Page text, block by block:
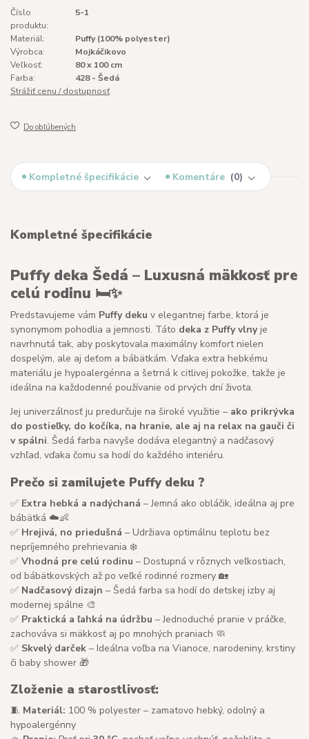
Číslo
produktu:
5-1
Materiál:
Puffy (100% polyester)
Výrobca:
Mojkáčikovo
Veľkosť:
80 x 100 cm
Farba:
428 - Šedá
Strážiť cenu / dostupnosť
Do obľúbených
Kompletné špecifikácie Komentáre 0
Kompletné špecifikácie
Puffy deka Šedá – Luxusná mäkkosť pre
celú rodinu 🛏️✨
Predstavujeme vám Puffy deku v elegantnej farbe, ktorá je
synonymom pohodlia a jemnosti. Táto deka z Puffy vlnyje
navrhnutá tak, aby poskytovala maximálny komfort nielen
dospelým, ale aj deťom a bábätkám. Vďaka extra hebkému
materiálu je hypoalergénna a šetrná k citlivej pokožke, takže je
ideálna na každodenné používanie od prvých dní života.
Jej univerzálnosť ju predurčuje na široké využitie – ako prikrývka
do postieľky, do kočíka, na hranie, ale aj na relax na gauči či
v spálni. Šedá farba navyše dodáva elegantný a nadčasový
vzhľad, vďaka čomu sa hodí do každého interiéru.
Prečo si zamilujete Puffy deku ?
✅ Extra hebká a nadýchaná – Jemná ako obláčik, ideálna aj pre
bábätká ☁️👶
✅ Hrejivá, no priedušná – Udržiava optimálnu teplotu bez
nepríjemného prehrievania ❄️
✅ Vhodná pre celú rodinu – Dostupná v rôznych veľkostiach,
od bábätkovských až po veľké rodinné rozmery 🏡
✅ Nadčasový dizajn – Šedá farba sa hodí do detskej izby aj
modernej spálne 🎨
✅ Praktická a ľahká na údržbu – Jednoduché pranie v práčke,
zachováva si mäkkosť aj po mnohých praniach 🧼
✅ Skvelý darček – Ideálna voľba na Vianoce, narodeniny, krstiny
či baby shower 🎁
Zloženie a starostlivosť:
🧵 Materiál: 100 % polyester – zamatovo hebký, odolný a
hypoalergénny